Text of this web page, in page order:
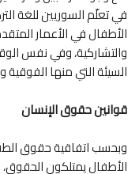
في تعلّم السوريين للغة
الأطفال في الأعمار
والتشاركية، وفي نفس
السيئة التي منها الفوقية
قوانين حقوق الإنسان
وبحسب اتفاقية حقوق
الأطفال يمتلكون